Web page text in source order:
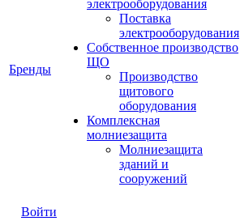
Бренды
электрооборудования
Поставка
электрооборудования
Собственное производство
ЩО
Производство
щитового
оборудования
Комплексная
молниезащита
Молниезащита
зданий и
сооружений
Войти